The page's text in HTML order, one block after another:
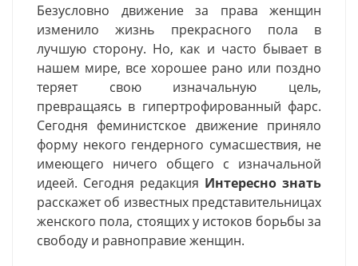
Безусловно движение за права женщин
изменило жизнь прекрасного пола в
лучшую сторону. Но, как и часто бывает в
нашем мире, все хорошее рано или поздно
теряет свою изначальную цель,
превращаясь в гипертрофированный фарс.
Сегодня феминистское движение приняло
форму некого гендерного сумасшествия, не
имеющего ничего общего с изначальной
идеей. Сегодня редакция Интересно знать
расскажет об известных представительницах
женского пола, стоящих у истоков борьбы за
свободу и равноправие женщин.